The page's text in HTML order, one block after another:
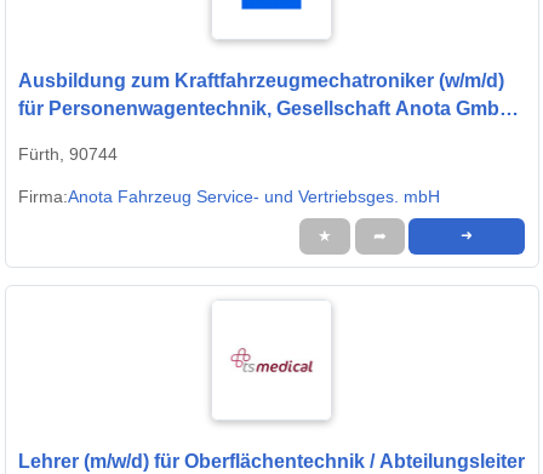
Ausbildung zum Kraftfahrzeugmechatroniker (w/m/d)
für Personenwagentechnik, Gesellschaft Anota GmbH,
Fürth, 90744
Firma:Anota Fahrzeug Service- und Vertriebsges. mbH
★ ➦ ➜
Lehrer (m/w/d) für Oberflächentechnik / Abteilungsleiter